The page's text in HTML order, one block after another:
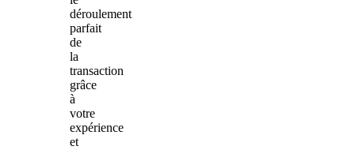
déroulement
parfait
de
la
transaction
grâce
à
votre
expérience
et